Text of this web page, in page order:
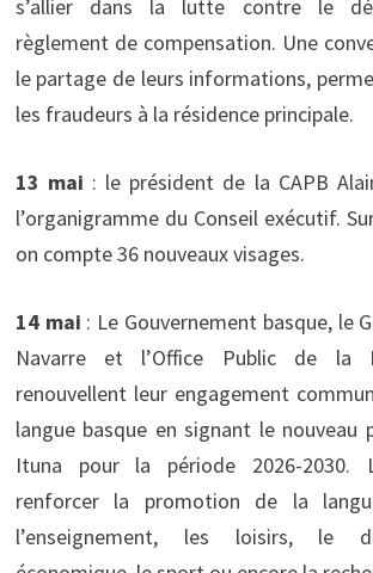
s’allier dans la lutte contre le
règlement de compensation. Une
le partage de leurs informations,
les fraudeurs à la résidence principale.
13 mai : le président de la CAPB
l’organigramme du Conseil exécutif.
on compte 36 nouveaux visages.
14 mai : Le Gouvernement basque, le
Navarre et l’Office Public de la
renouvellent leur engagement
langue basque en signant le nouveau
Ituna pour la période 2026-2030.
renforcer la promotion de la
l’enseignement, les loisirs, le